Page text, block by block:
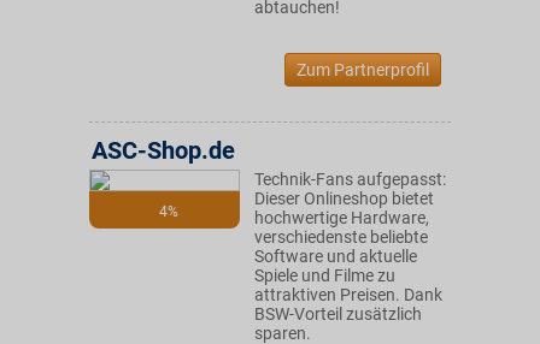
abtauchen!
Zum Partnerprofil
4%
ASC-Shop.de
Technik-Fans aufgepasst:
Dieser Onlineshop bietet
hochwertige Hardware,
verschiedenste beliebte
Software und aktuelle
Spiele und Filme zu
attraktiven Preisen. Dank
BSW-Vorteil zusätzlich
sparen.